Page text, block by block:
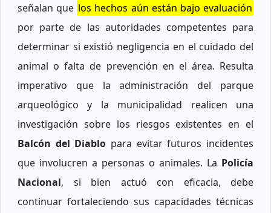
señalan que los hechos aún están bajo evaluación
por parte de las autoridades competentes para
determinar si existió negligencia en el cuidado del
animal o falta de prevención en el área. Resulta
imperativo que la administración del parque
arqueológico y la municipalidad realicen una
investigación sobre los riesgos existentes en el
Balcón del Diablo para evitar futuros incidentes
que involucren a personas o animales. La Policía
Nacional, si bien actuó con eficacia, debe
continuar fortaleciendo sus capacidades técnicas